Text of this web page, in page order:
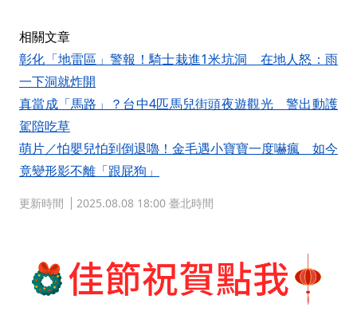
相關文章
彰化「地雷區」警報！騎士栽進1米坑洞 在地人怒：雨
一下洞就炸開
真當成「馬路」？台中4匹馬兒街頭夜遊觀光 警出動護
駕陪吃草
萌片／怕嬰兒怕到倒退嚕！金毛遇小寶寶一度嚇瘋 如今
竟變形影不離「跟屁狗」
更新時間 2025.08.08 18:00 臺北時間